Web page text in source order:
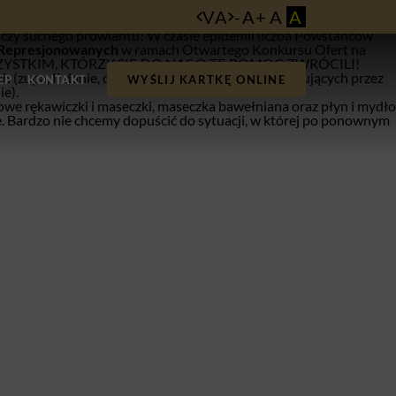
VA -A+ A A
KONTAKT WYŚLIJ KARTKĘ ONLINE
pozwalają Im na utrzymanie właściwego komfortu życia.
suchego prowiantu! W czasie epidemii liczba Powstańców
w ramach Otwartego Konkursu Ofert na
KTÓRZY SIĘ DO NAS O TĘ POMOC ZWRÓCILI!
II danie, deser lub sok) do min. 20 potrzebujących przez
rękawiczki i maseczki, maseczka bawełniana oraz płyn i mydło
nie chcemy dopuścić do sytuacji, w której po ponownym